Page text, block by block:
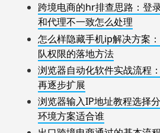
跨境电商的hr排查思路：登
和代理不一致怎么处理
怎么样隐藏手机ip解决方案
队权限的落地方法
浏览器自动化软件实战流程
再逐步扩展
浏览器输入IP地址教程选择
环境方案适合谁